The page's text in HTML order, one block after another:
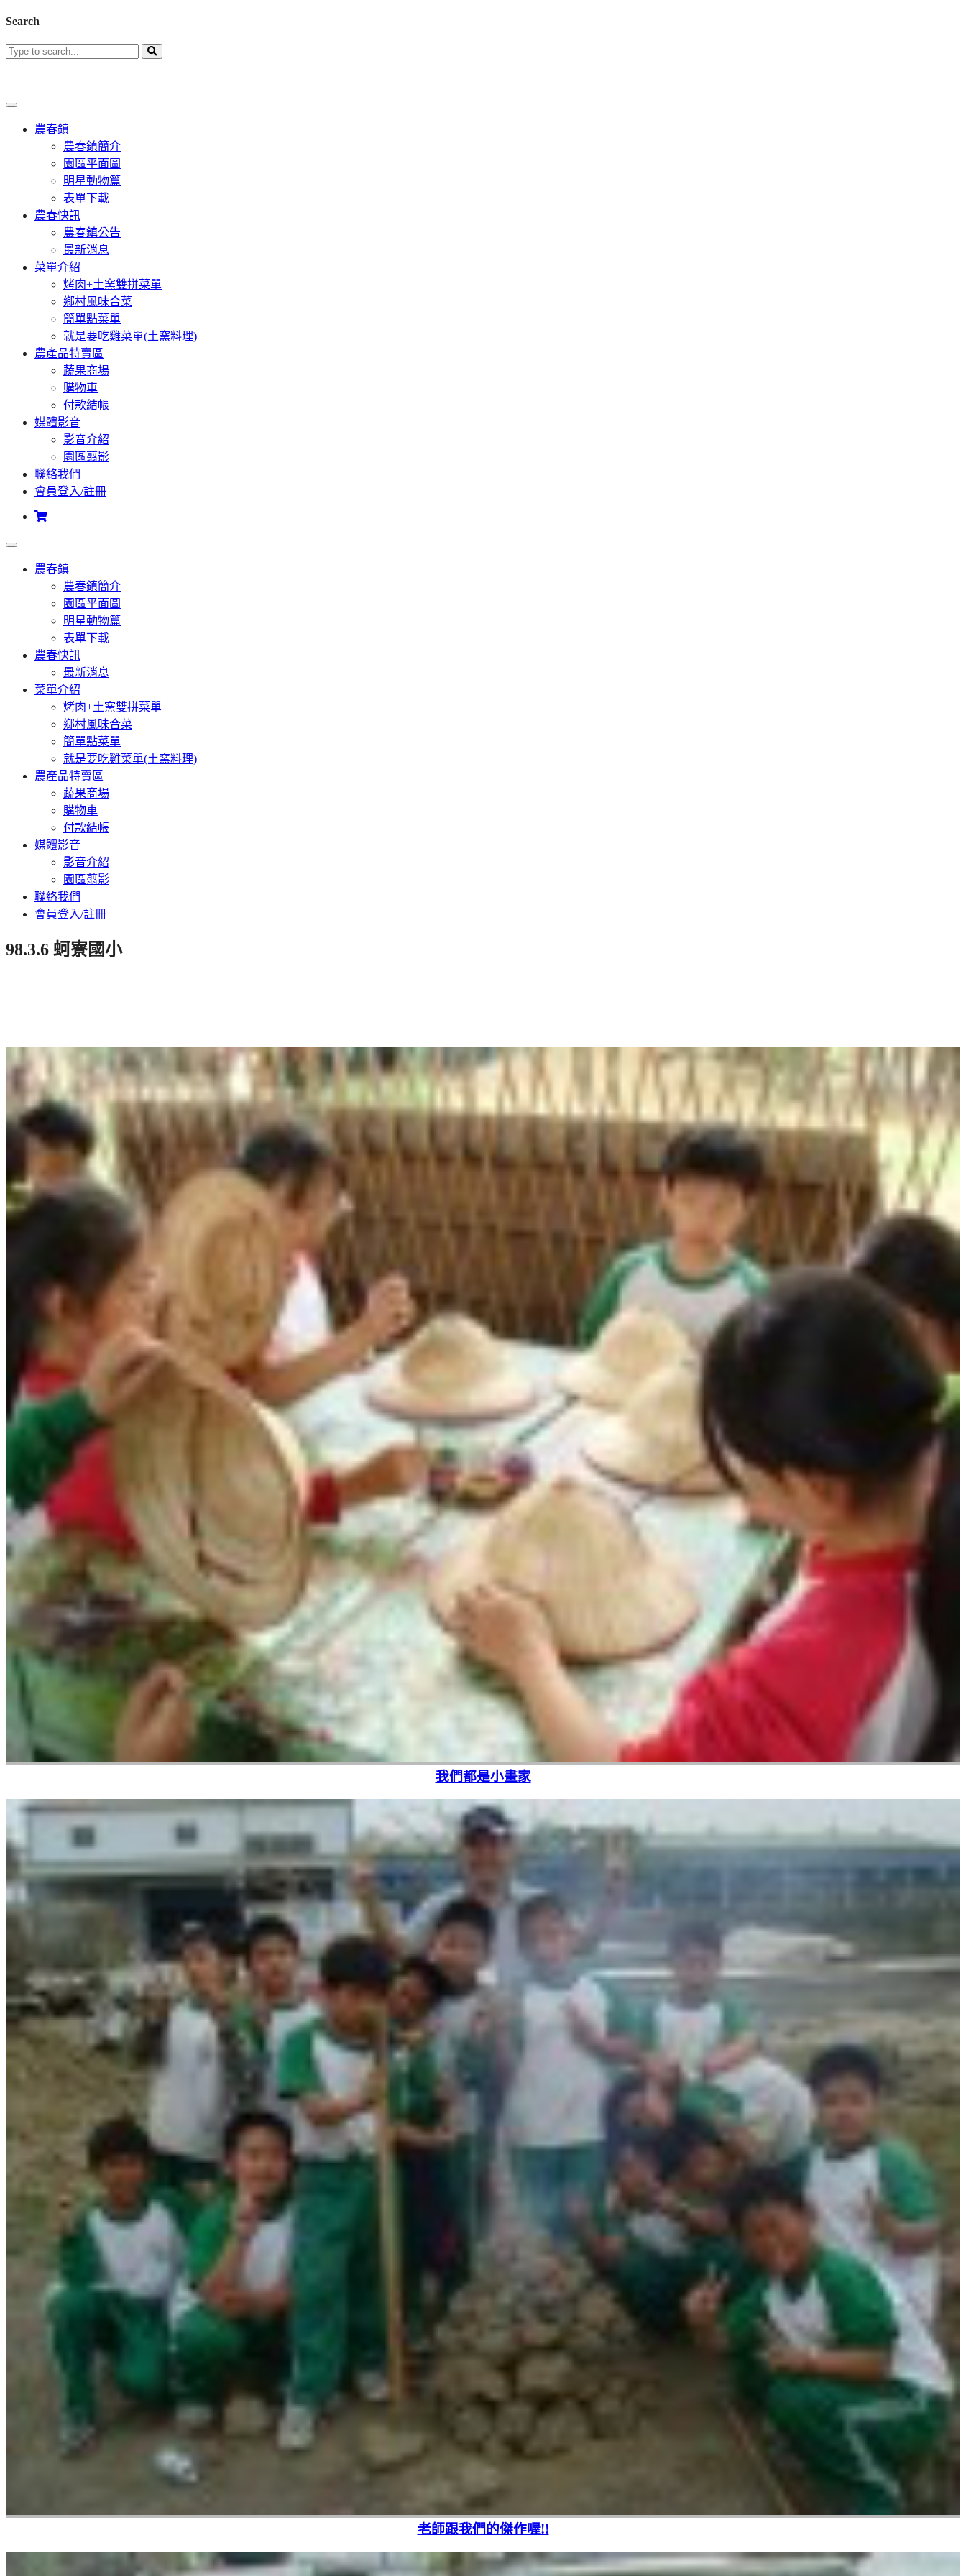
Search
農春鎮
農春鎮簡介
園區平面圖
明星動物篇
表單下載
農春快訊
農春鎮公告
最新消息
菜單介紹
烤肉+土窯雙拼菜單
鄉村風味合菜
簡單點菜單
就是要吃雞菜單(土窯料理)
農產品特賣區
蔬果商場
購物車
付款結帳
媒體影音
影音介紹
園區翦影
聯絡我們
會員登入/註冊
農春鎮
農春鎮簡介
園區平面圖
明星動物篇
表單下載
農春快訊
最新消息
菜單介紹
烤肉+土窯雙拼菜單
鄉村風味合菜
簡單點菜單
就是要吃雞菜單(土窯料理)
農產品特賣區
蔬果商場
購物車
付款結帳
媒體影音
影音介紹
園區翦影
聯絡我們
會員登入/註冊
98.3.6 蚵寮國小
我們都是小畫家
老師跟我們的傑作喔!!